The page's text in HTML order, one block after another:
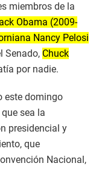
miembros de la
Obama (2009-
Nancy Pelosi
Senado, Chuck
por nadie.
este domingo
sea la
presidencial y
que
Nacional,